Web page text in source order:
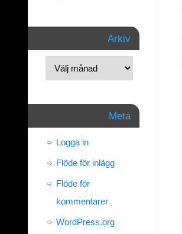
Arkiv
Meta
Logga in
Flöde för inlägg
Flöde för
kommentarer
WordPress.org